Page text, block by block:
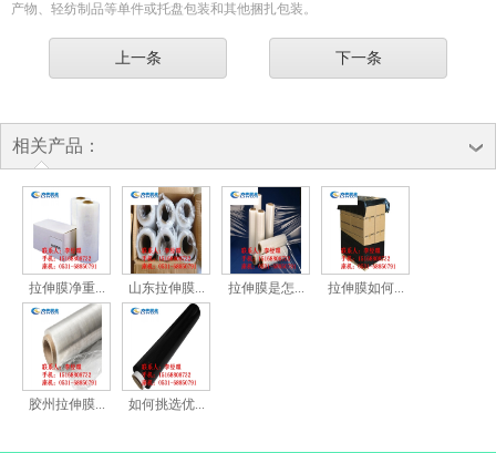
产物、轻纺制品等单件或托盘包装和其他捆扎包装。
上一条 下一条
相关产品：
拉伸膜净重... 山东拉伸膜... 拉伸膜是怎... 拉伸膜如何...
胶州拉伸膜... 如何挑选优...